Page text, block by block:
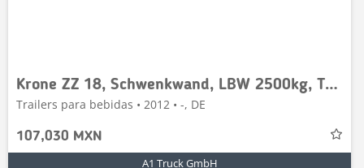
Krone ZZ 18, Schwenkwand, LBW 2500kg, TÜV 07/2027
Trailers para bebidas • 2012 • -, DE
107,030 MXN
A1 Truck GmbH